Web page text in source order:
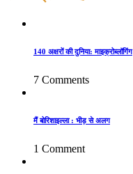
140 अक्षरों की दुनिया: माइक्रोब्लॉगिंग
7 Comments
मैं बोरिशाइल्ला : भीड़ से अलग
1 Comment